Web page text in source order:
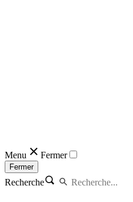
Menu Fermer
Fermer
Recherche